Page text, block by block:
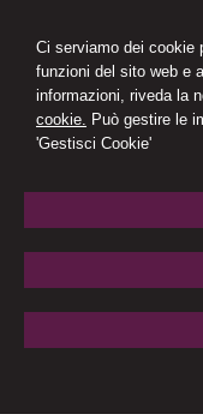
Ci serviamo dei cookie
funzioni del sito web e
informazioni, riveda la
cookie. Può gestire le
'Gestisci Cookie'